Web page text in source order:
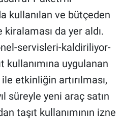
kullanılan ve bütçeden
kiralaması da yer aldı.
servisleri-kaldiriliyor-
kullanımına uygulanan
etkinliğin artırılması,
süreyle yeni araç satın
taşıt kullanımının izne